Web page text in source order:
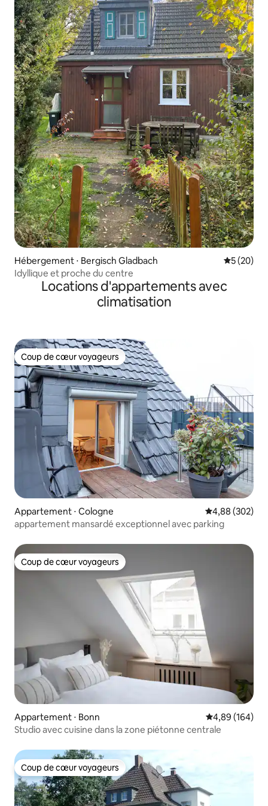
Hébergement ⋅ Bergisch Gladbach
5 (20)
Idyllique et proche du centre
Locations d'appartements avec
climatisation
Coup de cœur voyageurs
Coup de cœur voyageurs
Appartement ⋅ Cologne Évaluation
4,88 (302)
appartement mansardé exceptionnel avec parking
Coup de cœur voyageurs
Coup de cœur voyageurs
Appartement ⋅ Bonn Évaluation
4,89 (164)
Studio avec cuisine dans la zone piétonne centrale
Coup de cœur voyageurs
Coup de cœur voyageurs